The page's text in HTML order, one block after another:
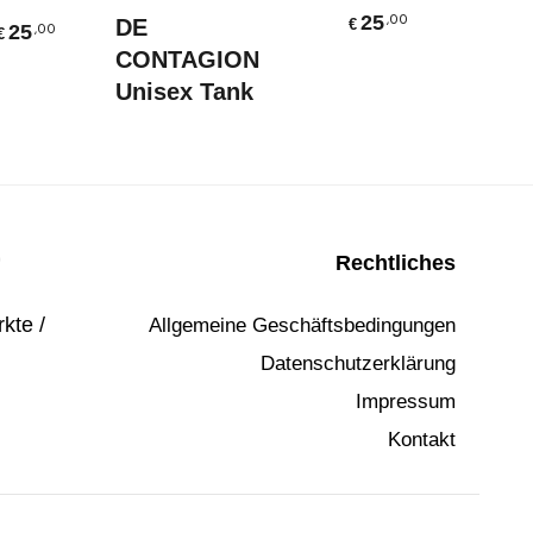
25,00
DE
CONTAGION
Unisex Tank
€ 25,00
/
Rechtliches
Allgemeine Geschäftsbedingungen
Datenschutzerklärung
Impressum
Kontakt